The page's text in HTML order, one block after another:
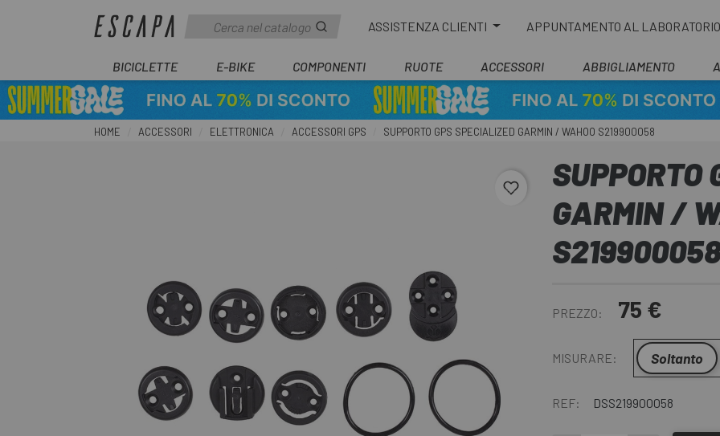
ASSISTENZA CLIENTI APPUNTAMENTO AL LABORATORIO
BICICLETTE E-BIKE COMPONENTI RUOTE ACCESSORI ABBIGLIAMENTO
HOME ACCESSORI ELETTRONICA ACCESSORI GPS SUPPORTO GPS SPECIALIZED GARMIN / WAHOO S219900058
favorite_border
SUPPORTO
GARMIN /
PREZZO: 75 €
MISURARE: Soltanto
REF: DSS219900058